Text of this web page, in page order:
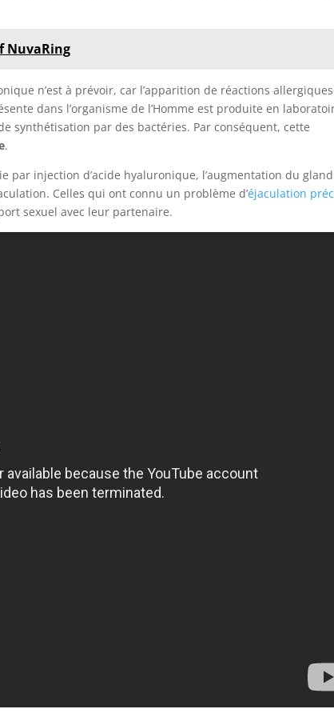
NuvaRing
n’est à prévoir, car l’apparition de réactions
dans l’organisme de l’Homme est produite en
synthétisation par des bactéries. Par conséquent, cette
.
par injection d’acide hyaluronique, l’augmentation du gland
Celles qui ont connu un problème d’éjaculation
sexuel avec leur partenaire.